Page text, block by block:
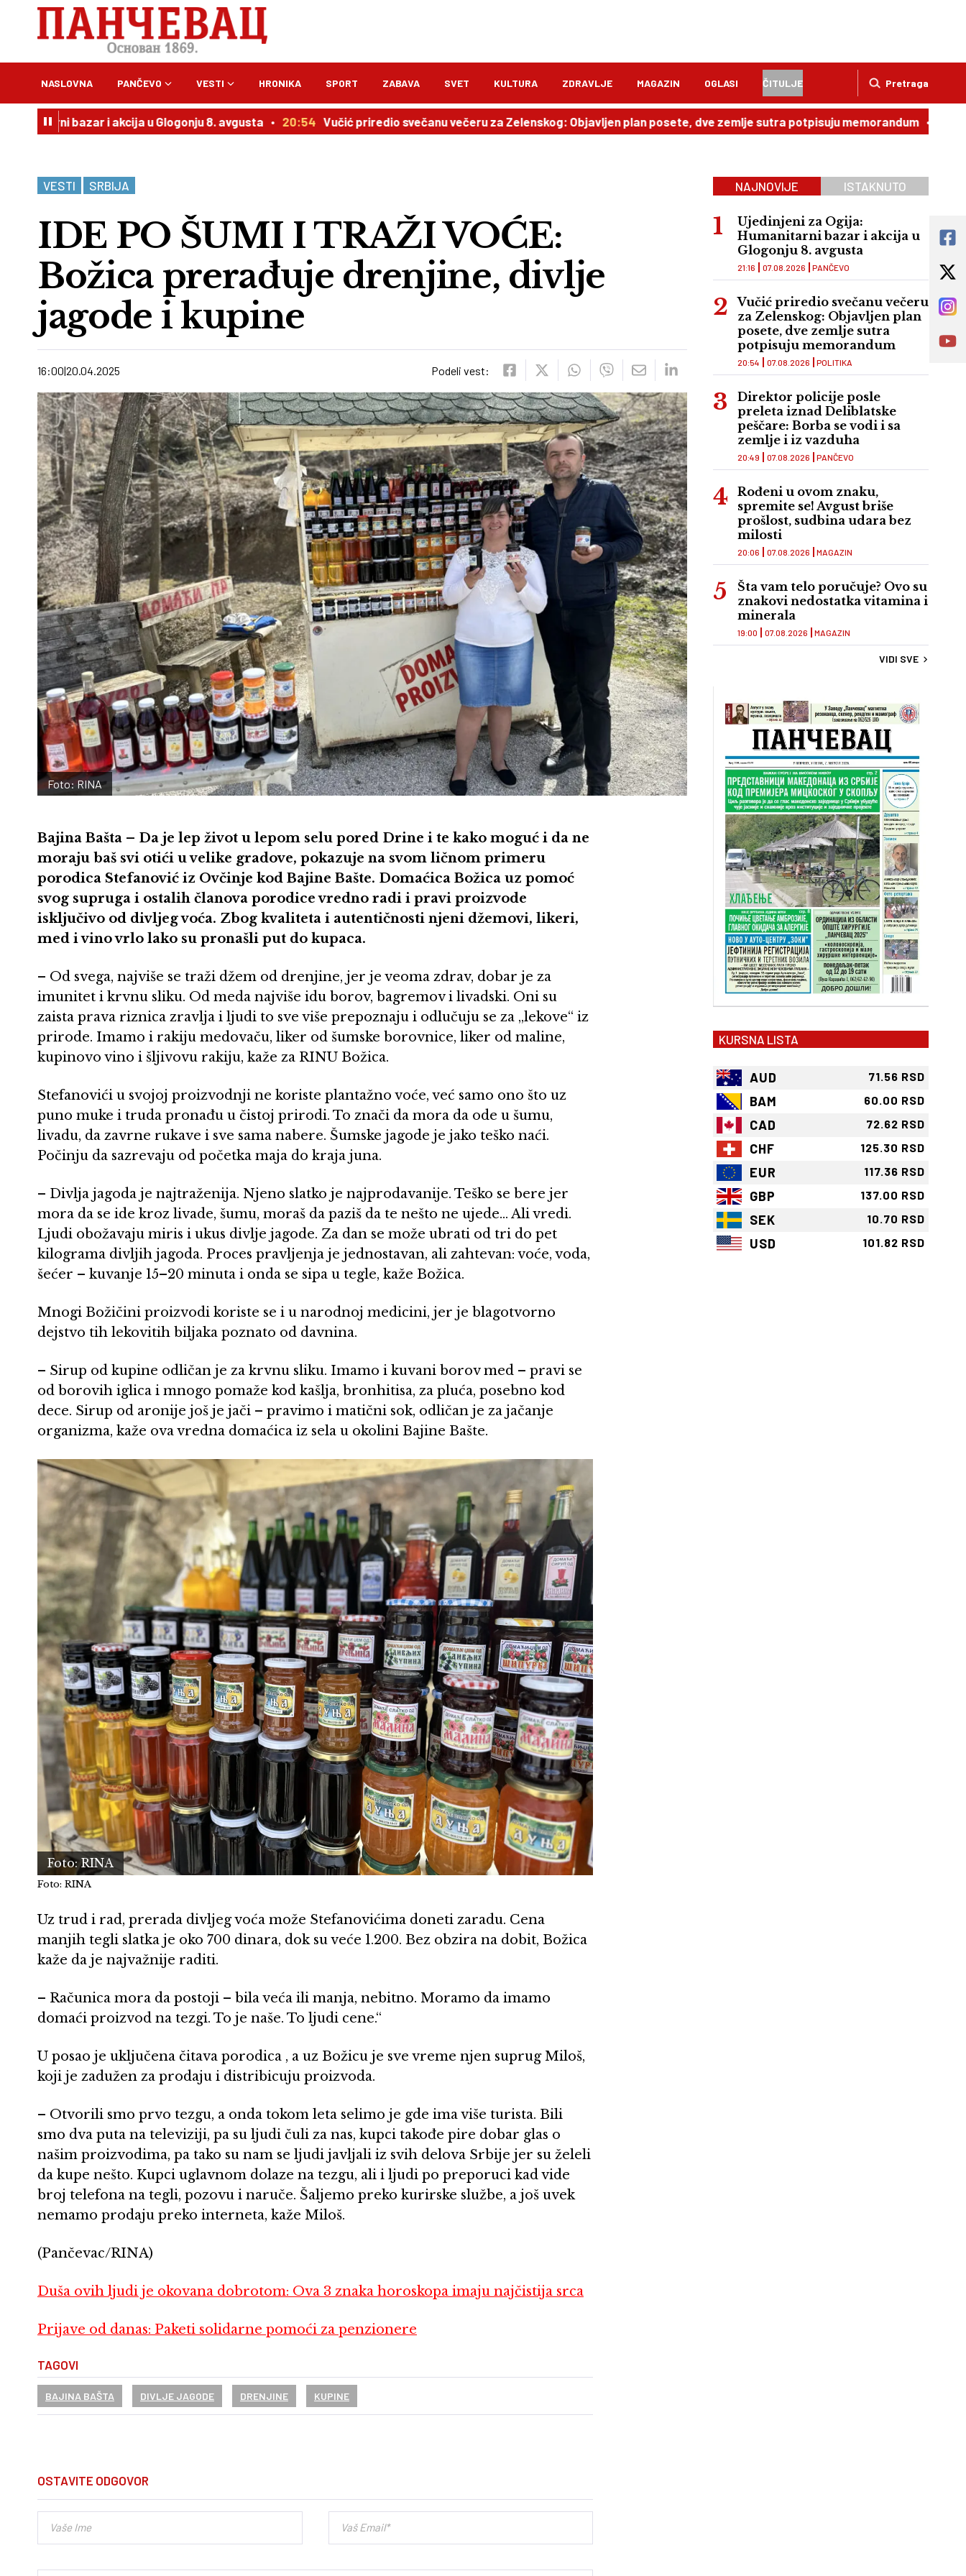
Pretraga
NASLOVNA PANČEVO VESTI HRONIKA SPORT ZABAVA SVET KULTURA ZDRAVLJE MAGAZIN OGLASI ČITULJE
bazar i akcija u Glogonju 8. avgusta 20:54 Vučić priredio svečanu večeru za Zelenskog: Objavljen plan posete, dve zemlje sutra potpisuju memorandum 20:49
VESTI SRBIJA
IDE PO ŠUMI I TRAŽI VOĆE:
Božica prerađuje drenjine, divlje
jagode i kupine
16:00 20.04.2025 Podeli vest:
Foto: RINA
Bajina Bašta – Da je lep život u lepom selu pored Drine i te kako moguć i da ne
moraju baš svi otići u velike gradove, pokazuje na svom ličnom primeru
porodica Stefanović iz Ovčinje kod Bajine Bašte. Domaćica Božica uz pomoć
svog supruga i ostalih članova porodice vredno radi i pravi proizvode
isključivo od divljeg voća. Zbog kvaliteta i autentičnosti njeni džemovi, likeri,
med i vino vrlo lako su pronašli put do kupaca.
– Od svega, najviše se traži džem od drenjine, jer je veoma zdrav, dobar je za
imunitet i krvnu sliku. Od meda najviše idu borov, bagremov i livadski. Oni su
zaista prava riznica zravlja i ljudi to sve više prepoznaju i odlučuju se za „lekove“ iz
prirode. Imamo i rakiju medovaču, liker od šumske borovnice, liker od maline,
kupinovo vino i šljivovu rakiju, kaže za RINU Božica.
Stefanovići u svojoj proizvodnji ne koriste plantažno voće, već samo ono što uz
puno muke i truda pronađu u čistoj prirodi. To znači da mora da ode u šumu,
livadu, da zavrne rukave i sve sama nabere. Šumske jagode je jako teško naći.
Počinju da sazrevaju od početka maja do kraja juna.
– Divlja jagoda je najtraženija. Njeno slatko je najprodavanije. Teško se bere jer
mora da se ide kroz livade, šumu, moraš da paziš da te nešto ne ujede… Ali vredi.
Ljudi obožavaju miris i ukus divlje jagode. Za dan se može ubrati od tri do pet
kilograma divljih jagoda. Proces pravljenja je jednostavan, ali zahtevan: voće, voda,
šećer – kuvanje 15–20 minuta i onda se sipa u tegle, kaže Božica.
Mnogi Božičini proizvodi koriste se i u narodnoj medicini, jer je blagotvorno
dejstvo tih lekovitih biljaka poznato od davnina.
– Sirup od kupine odličan je za krvnu sliku. Imamo i kuvani borov med – pravi se
od borovih iglica i mnogo pomaže kod kašlja, bronhitisa, za pluća, posebno kod
dece. Sirup od aronije još je jači – pravimo i matični sok, odličan je za jačanje
organizma, kaže ova vredna domaćica iz sela u okolini Bajine Bašte.
Foto: RINA
Foto: RINA
Uz trud i rad, prerada divljeg voća može Stefanovićima doneti zaradu. Cena
manjih tegli slatka je oko 700 dinara, dok su veće 1.200. Bez obzira na dobit, Božica
kaže da je najvažnije raditi.
– Računica mora da postoji – bila veća ili manja, nebitno. Moramo da imamo
domaći proizvod na tezgi. To je naše. To ljudi cene.“
U posao je uključena čitava porodica , a uz Božicu je sve vreme njen suprug Miloš,
koji je zadužen za prodaju i distribicuju proizvoda.
– Otvorili smo prvo tezgu, a onda tokom leta selimo je gde ima više turista. Bili
smo dva puta na televiziji, pa su ljudi čuli za nas, kupci takođe pire dobar glas o
našim proizvodima, pa tako su nam se ljudi javljali iz svih delova Srbije jer su želeli
da kupe nešto. Kupci uglavnom dolaze na tezgu, ali i ljudi po preporuci kad vide
broj telefona na tegli, pozovu i naruče. Šaljemo preko kurirske službe, a još uvek
nemamo prodaju preko interneta, kaže Miloš.
(Pančevac/RINA)
Duša ovih ljudi je okovana dobrotom: Ova 3 znaka horoskopa imaju najčistija srca
Prijave od danas: Paketi solidarne pomoći za penzionere
TAGOVI
BAJINA BAŠTA DIVLJE JAGODE DRENJINE KUPINE
OSTAVITE ODGOVOR
NAJNOVIJE ISTAKNUTO
Ujedinjeni za Ogija:
Humanitarni bazar i akcija u
Glogonju 8. avgusta
PANČEVO
21:16 07.08.2026
Vučić priredio svečanu večeru
za Zelenskog: Objavljen plan
posete, dve zemlje sutra
potpisuju memorandum
POLITIKA
20:54 07.08.2026
Direktor policije posle
preleta iznad Deliblatske
peščare: Borba se vodi i sa
zemlje i iz vazduha
PANČEVO
20:49 07.08.2026
Rođeni u ovom znaku,
spremite se! Avgust briše
prošlost, sudbina udara bez
milosti
MAGAZIN
20:06 07.08.2026
Šta vam telo poručuje? Ovo su
znakovi nedostatka vitamina i
minerala
MAGAZIN
19:00 07.08.2026
VIDI SVE
KURSNA LISTA
AUD 71.56 RSD
BAM 60.00 RSD
CAD 72.62 RSD
CHF 125.30 RSD
EUR 117.36 RSD
GBP 137.00 RSD
SEK 10.70 RSD
USD 101.82 RSD